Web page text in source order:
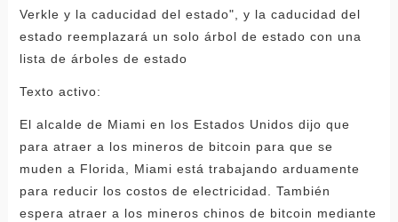
Verkle y la caducidad del estado", y la caducidad del
estado reemplazará un solo árbol de estado con una
lista de árboles de estado
Texto activo:
El alcalde de Miami en los Estados Unidos dijo que
para atraer a los mineros de bitcoin para que se
muden a Florida, Miami está trabajando arduamente
para reducir los costos de electricidad. También
espera atraer a los mineros chinos de bitcoin mediante